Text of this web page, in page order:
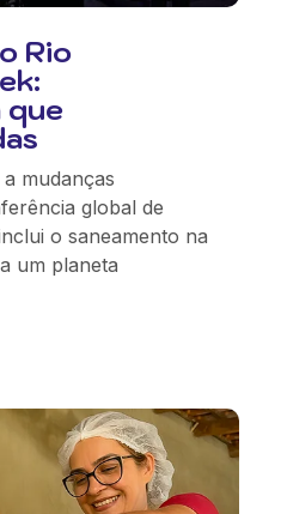
Rio
mudanças
global de
o saneamento na
um planeta